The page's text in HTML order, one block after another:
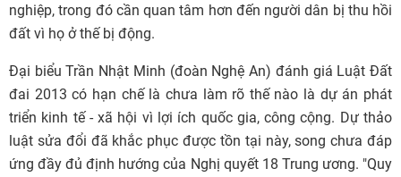
nghiệp, trong đó cần quan tâm hơn đến người dân bị thu hồi
đất vì họ ở thế bị động.
Đại biểu Trần Nhật Minh (đoàn Nghệ An) đánh giá Luật Đất
đai 2013 có hạn chế là chưa làm rõ thế nào là dự án phát
triển kinh tế - xã hội vì lợi ích quốc gia, công cộng. Dự thảo
luật sửa đổi đã khắc phục được tồn tại này, song chưa đáp
ứng đầy đủ định hướng của Nghị quyết 18 Trung ương. "Quy